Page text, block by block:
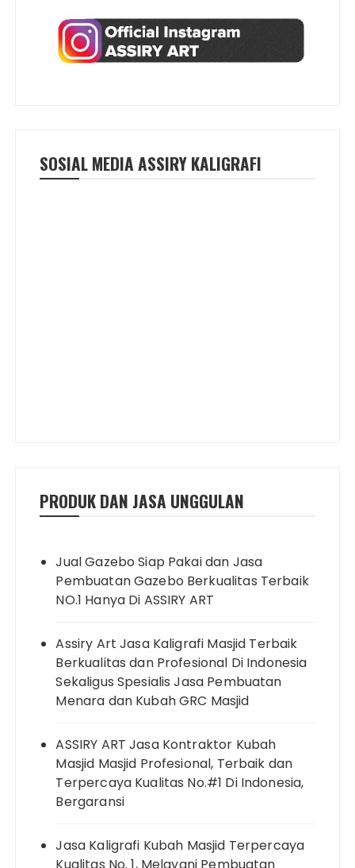
SOSIAL MEDIA ASSIRY KALIGRAFI
PRODUK DAN JASA UNGGULAN
Jual Gazebo Siap Pakai dan Jasa
Pembuatan Gazebo Berkualitas Terbaik
NO.1 Hanya Di ASSIRY ART
Assiry Art Jasa Kaligrafi Masjid Terbaik
Berkualitas dan Profesional Di Indonesia
Sekaligus Spesialis Jasa Pembuatan
Menara dan Kubah GRC Masjid
ASSIRY ART Jasa Kontraktor Kubah
Masjid Masjid Profesional, Terbaik dan
Terpercaya Kualitas No.#1 Di Indonesia,
Bergaransi
Jasa Kaligrafi Kubah Masjid Terpercaya
Kualitas No. 1, Melayani Pembuatan